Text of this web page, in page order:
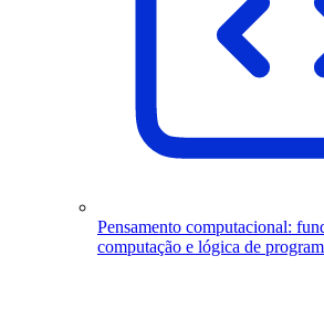
Pensamento computacional:
computação e lógica de